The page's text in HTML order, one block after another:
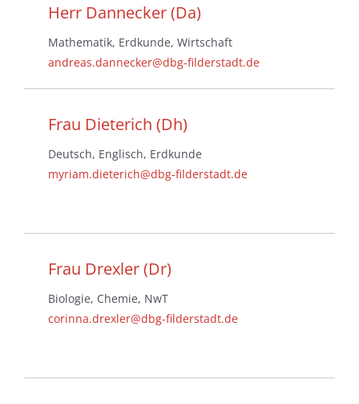
Herr Dannecker (Da)
Mathematik, Erdkunde, Wirtschaft
andreas.dannecker@dbg-filderstadt.de
Frau Dieterich (Dh)
Deutsch, Englisch, Erdkunde
myriam.dieterich@dbg-filderstadt.de
Frau Drexler (Dr)
Biologie, Chemie, NwT
corinna.drexler@dbg-filderstadt.de